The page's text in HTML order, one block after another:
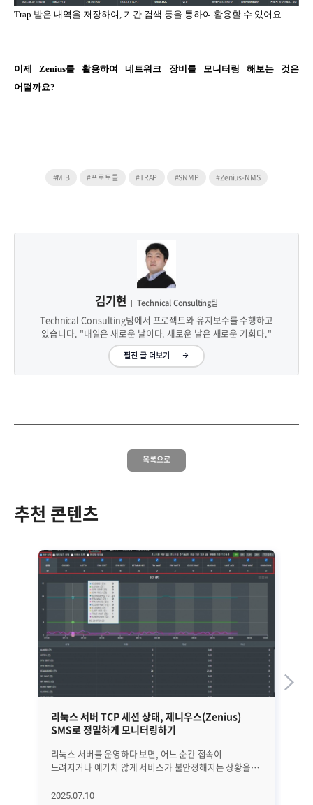
Trap 받은 내역을 저장하여, 기간 검색 등을 통하여 활용할 수 있어요.
이제 Zenius를 활용하여 네트워크 장비를 모니터링 해보는 것은
어떨까요?
#MIB #프로토콜 #TRAP #SNMP #Zenius-NMS
김기현 Technical Consulting팀
Technical Consulting팀에서 프로젝트와 유지보수를 수행하고
있습니다. "내일은 새로운 날이다. 새로운 날은 새로운 기회다."
필진 글 더보기
목록으로
추천 콘텐츠
리눅스 서버 TCP 세션 상태, 제니우스(Zenius)
SMS로 정밀하게 모니터링하기
리눅스 서버를 운영하다 보면, 어느 순간 접속이
느려지거나 예기치 않게 서비스가 불안정해지는 상황을
먼저 점검해야 할 항목 중 하나가 바로 TCP 세션
2025.07.10